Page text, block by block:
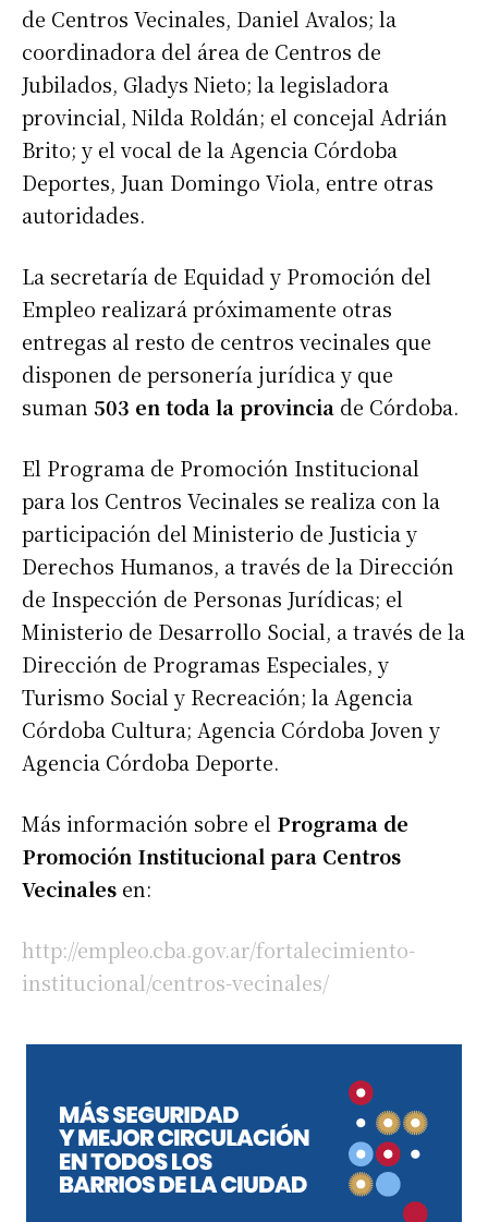
de Centros Vecinales, Daniel Avalos; la
coordinadora del área de Centros de
Jubilados, Gladys Nieto; la legisladora
provincial, Nilda Roldán; el concejal Adrián
Brito; y el vocal de la Agencia Córdoba
Deportes, Juan Domingo Viola, entre otras
autoridades.
La secretaría de Equidad y Promoción del
Empleo realizará próximamente otras
entregas al resto de centros vecinales que
disponen de personería jurídica y que
suman 503 en toda la provincia de Córdoba.
El Programa de Promoción Institucional
para los Centros Vecinales se realiza con la
participación del Ministerio de Justicia y
Derechos Humanos, a través de la Dirección
de Inspección de Personas Jurídicas; el
Ministerio de Desarrollo Social, a través de la
Dirección de Programas Especiales, y
Turismo Social y Recreación; la Agencia
Córdoba Cultura; Agencia Córdoba Joven y
Agencia Córdoba Deporte.
Más información sobre el Programa de
Promoción Institucional para Centros
Vecinales en:
http://empleo.cba.gov.ar/fortalecimiento-
institucional/centros-vecinales/